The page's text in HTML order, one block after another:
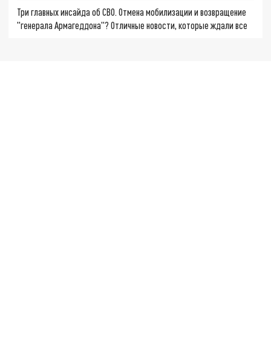
Три главных инсайда об СВО. Отмена мобилизации и возвращение
"генерала Армагеддона"? Отличные новости, которые ждали все